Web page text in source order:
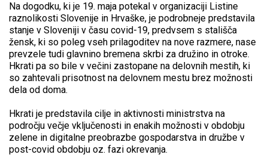
Na dogodku, ki je 19. maja potekal v organizaciji Listine
raznolikosti Slovenije in Hrvaške, je podrobneje predstavila
stanje v Sloveniji v času covid-19, predvsem s stališča
žensk, ki so poleg vseh prilagoditev na nove razmere, nase
prevzele tudi glavnino bremena skrbi za družino in otroke.
Hkrati pa so bile v večini zastopane na delovnih mestih, ki
so zahtevali prisotnost na delovnem mestu brez možnosti
dela od doma.
Hkrati je predstavila cilje in aktivnosti ministrstva na
področju večje vključenosti in enakih možnosti v obdobju
zelene in digitalne preobrazbe gospodarstva in družbe v
post-covid obdobju oz. fazi okrevanja.